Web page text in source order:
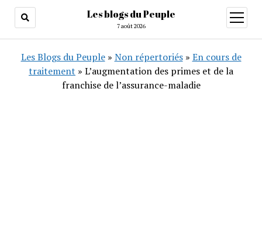
Les blogs du Peuple
7 août 2026
ouvrir
menu
Les Blogs du Peuple» Non répertoriés» En cours de
traitement » L’augmentation des primes et de la
franchise de l’assurance-maladie